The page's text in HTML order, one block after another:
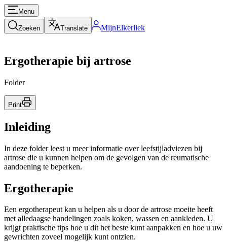
Menu
Zoeken Translate MijnElkerliek
Ergotherapie bij artrose
Folder
Print
Inleiding
In deze folder leest u meer informatie over leefstijladviezen bij
artrose die u kunnen helpen om de gevolgen van de reumatische
aandoening te beperken.
Ergotherapie
Een ergotherapeut kan u helpen als u door de artrose moeite heeft
met alledaagse handelingen zoals koken, wassen en aankleden. U
krijgt praktische tips hoe u dit het beste kunt aanpakken en hoe u uw
gewrichten zoveel mogelijk kunt ontzien.